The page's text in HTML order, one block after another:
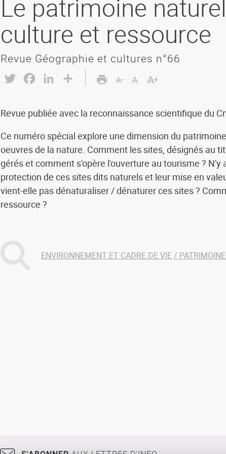
Le patrimoine
culture et ressource
Revue Géographie et cultures n°66
Twitter FacebookLinkedIn
Revue publiée avec la reconnaissance scientifique du
Ce numéro spécial explore une dimension du
oeuvres de la nature. Comment les sites, désignés au
gérés et comment s'opère l'ouverture au tourisme ? N'y
protection de ces sites dits naturels et leur mise en
vient-elle pas dénaturaliser / dénaturer ces sites ?
ressource ?
ENVIRONNEMENT ET CADRE DE VIE